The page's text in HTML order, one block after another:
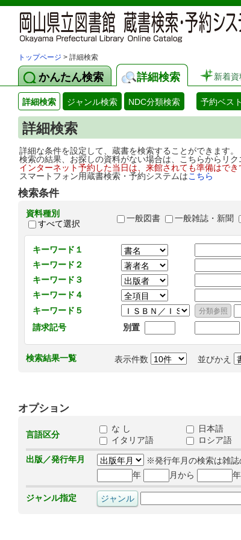
トップページ > 詳細検索
かんたん検索 詳細検索 新着資
詳細検索 ジャンル検索 NDC分類検索 予約ベスト
詳細検索
詳細な条件を設定して、蔵書を検索することができます。
検索の結果、お探しの資料がない場合は、こちらからリ
インターネット予約した当日は、来館されても準備はで
スマートフォン用蔵書検索・予約システムはこちら
検索条件
資料種別
すべて選択
一般図書 一般雑誌・新聞
キーワード１
キーワード２
キーワード３
キーワード４
キーワード５
請求記号
別置
検索結果一覧 表示件数 並びかえ
オプション
言語区分
な し 日本語
イタリア語
ロシア語
出版／発行年月
※発行年月の検索は雑誌
年
月から 年
ジャンル指定